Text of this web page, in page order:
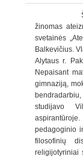
Š.m.
žinomas
svetainės
Balkevičius.
Alytaus r.
Nepaisant
gimnaziją,
studijavo
pedagoginio
filosofinių
religijotyriniai